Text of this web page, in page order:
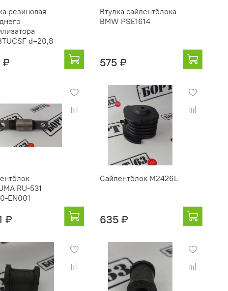
резиновая
d=20,8
₽
Втулка сайлентблока
BMW PSE1614
575 ₽
RU-531
EN001
₽
Сайлентблок M2426L
635 ₽